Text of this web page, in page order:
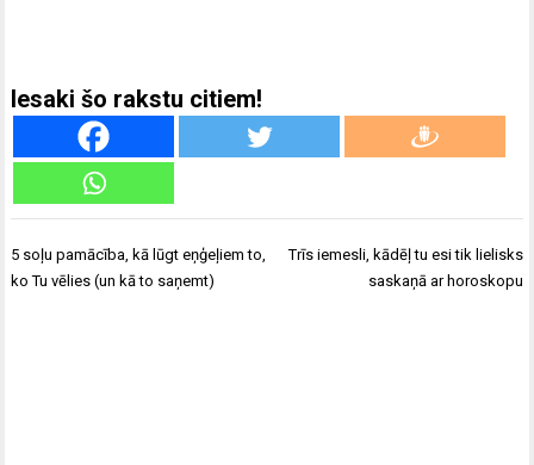
Iesaki šo rakstu citiem!
Ziņu
izvēlne
5 soļu pamācība, kā lūgt eņģeļiem to,
ko Tu vēlies (un kā to saņemt)
Trīs iemesli, kādēļ tu esi tik lielisks
saskaņā ar horoskopu